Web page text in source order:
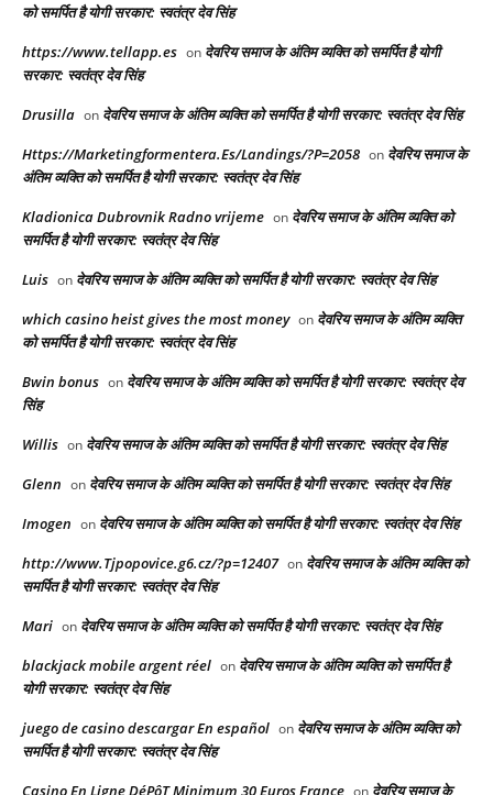
को समर्पित है योगी सरकार: स्वतंत्र देव सिंह
https://www.tellapp.es on देवरिय समाज के अंतिम व्यक्ति को समर्पित है योगी
सरकार: स्वतंत्र देव सिंह
Drusilla on देवरिय समाज के अंतिम व्यक्ति को समर्पित है योगी सरकार: स्वतंत्र देव सिंह
Https://Marketingformentera.Es/Landings/?P=2058 on देवरिय समाज के
अंतिम व्यक्ति को समर्पित है योगी सरकार: स्वतंत्र देव सिंह
Kladionica Dubrovnik Radno vrijeme on देवरिय समाज के अंतिम व्यक्ति को
समर्पित है योगी सरकार: स्वतंत्र देव सिंह
Luis on देवरिय समाज के अंतिम व्यक्ति को समर्पित है योगी सरकार: स्वतंत्र देव सिंह
which casino heist gives the most money on देवरिय समाज के अंतिम व्यक्ति
को समर्पित है योगी सरकार: स्वतंत्र देव सिंह
Bwin bonus on देवरिय समाज के अंतिम व्यक्ति को समर्पित है योगी सरकार: स्वतंत्र देव
सिंह
Willis on देवरिय समाज के अंतिम व्यक्ति को समर्पित है योगी सरकार: स्वतंत्र देव सिंह
Glenn on देवरिय समाज के अंतिम व्यक्ति को समर्पित है योगी सरकार: स्वतंत्र देव सिंह
Imogen on देवरिय समाज के अंतिम व्यक्ति को समर्पित है योगी सरकार: स्वतंत्र देव सिंह
http://www.Tjpopovice.g6.cz/?p=12407 on देवरिय समाज के अंतिम व्यक्ति को
समर्पित है योगी सरकार: स्वतंत्र देव सिंह
Mari on देवरिय समाज के अंतिम व्यक्ति को समर्पित है योगी सरकार: स्वतंत्र देव सिंह
blackjack mobile argent réel on देवरिय समाज के अंतिम व्यक्ति को समर्पित है
योगी सरकार: स्वतंत्र देव सिंह
juego de casino descargar En español on देवरिय समाज के अंतिम व्यक्ति को
समर्पित है योगी सरकार: स्वतंत्र देव सिंह
Casino En Ligne DéPôT Minimum 30 Euros France on देवरिय समाज के